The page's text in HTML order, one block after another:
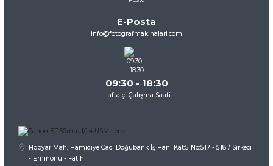
Gönder
6.007,67 TL
E-Posta
info@fotografmakinalari.com
09:30 - 18:30
Haftaiçi Çalışma Saati
Hobyar Mah. Hamidiye Cad. Doğubank İş Hanı Kat:5 No:517 - 518 / Sirkeci
- Eminönü - Fatih